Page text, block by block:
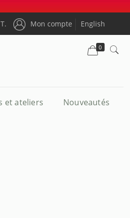
Mon compte English
et ateliers Nouveautés
0